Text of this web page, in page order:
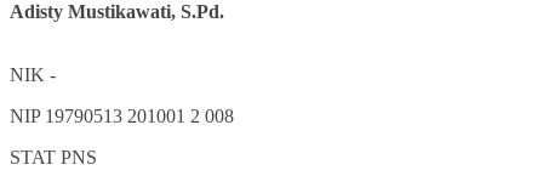
Adisty Mustikawati, S.Pd.
NIK -
NIP 19790513 201001 2 008
STAT PNS